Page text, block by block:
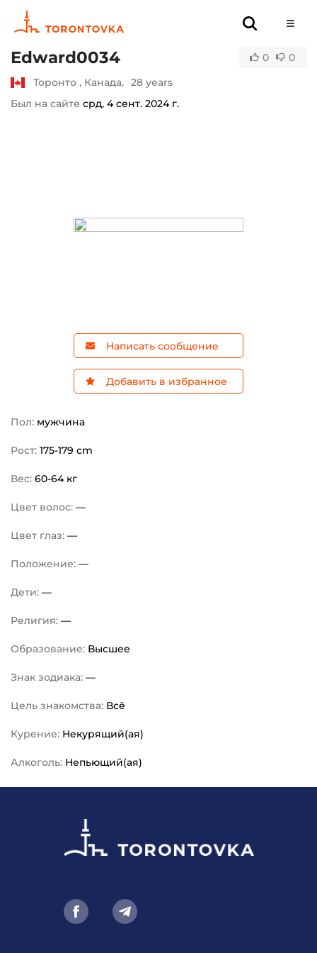
Edward0034
Торонто , Канада, 28 years
Был на сайте срд, 4 сент. 2024 г.
0 0
Написать сообщение
Добавить в избранное
Пол: мужчина
Рост: 175-179 cm
Вес: 60-64 кг
Цвет волос: —
Цвет глаз: —
Положение: —
Дети: —
Религия: —
Образование: Высшее
Знак зодиака: —
Цель знакомства: Всё
Курение: Некурящий(ая)
Алкоголь: Непьющий(ая)